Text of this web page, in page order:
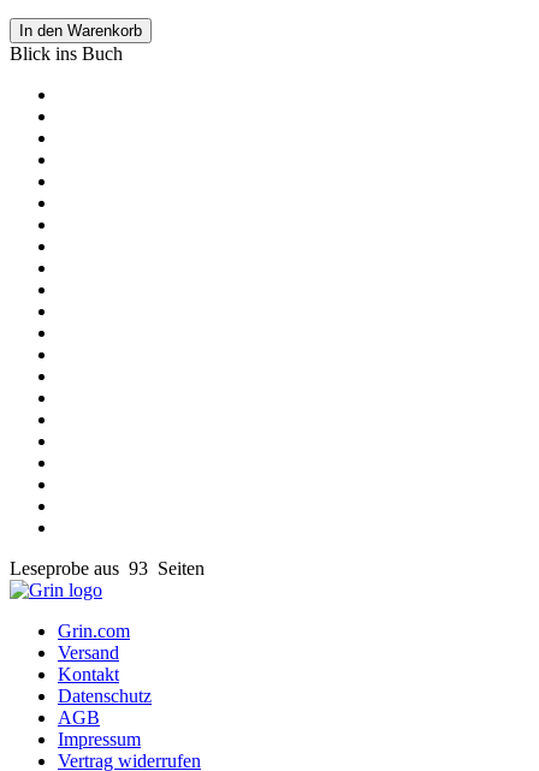
In den Warenkorb
Blick ins Buch
Leseprobe aus 93 Seiten
Grin.com
Versand
Kontakt
Datenschutz
AGB
Impressum
Vertrag widerrufen